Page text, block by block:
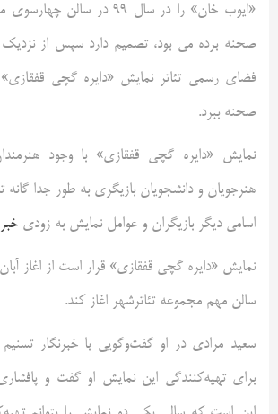
«ایوب خان» را در سال 99 در
فضای رسمی تئاتر نمایش «دایره گچی قفقازی»
صحنه ببرد.
نمایش «دایره گچی قفقازی» با وجود
هنرجویان و دانشجویان بازیگری به طور جدا
اسامی دیگر بازیگران و عوامل نمایش به زودی خبر
نمایش «دایره گچی قفقازی» قرار است از اغاز
سالن مهم مجموعه تئاترشهر اغاز کند.
سعید مرادی در او گفت‌وگویی با خبرنگار
برای تهیه‌کنندگی این نمایش او گفت و پافشاری